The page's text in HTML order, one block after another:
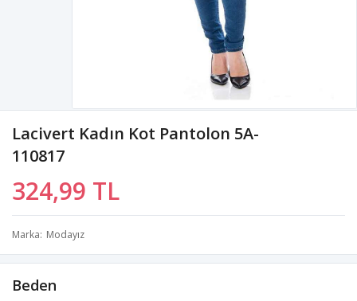
Lacivert Kadın Kot Pantolon 5A-
110817
324,99 TL
Marka Modayız
Beden